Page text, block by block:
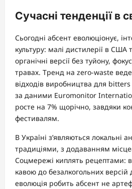
Сучасні тенденції в
Сьогодні абсент еволюціонує,
культуру: малі дистилерії в США
органічні версії без туйону,
травах. Тренд на zero-waste
відходів виробництва для bitters
за даними Euromonitor
росте на 7% щорічно, завдяки
фестивалям.
В Україні з’являються локальні
традиціями, з додаванням
Соцмережі киплять рецептами:
кавою до безалкогольних версій
еволюція робить абсент не